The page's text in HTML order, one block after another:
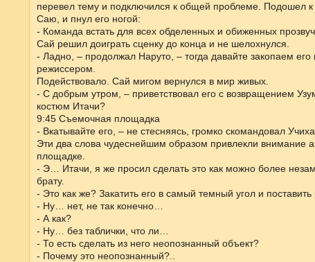
перевел тему и подключился к общей проблеме. Подошел
Саю, и пнул его ногой:
- Команда встать для всех обделенных и обиженных
Сай решил доиграть сценку до конца и не шелохнулся.
- Ладно, – продолжал Наруто, – тогда давайте закопаем
режиссером.
Подействовало. Сай мигом вернулся в мир живых.
- С добрым утром, – приветствовал его с возвращением
костюм Итачи?
9:45 Съемочная площадка
- Вкатывайте его, – не стесняясь, громко скомандовал
Эти два слова чудеснейшим образом привлекли внимание
площадке.
- Э… Итачи, я же просил сделать это как можно более
брату.
- Это как же? Закатить его в самый темный угол и
- Ну… нет, не так конечно…
- А как?
- Ну… без таблички, что ли…
- То есть сделать из него неопознанный объект?
- Почему это неопознанный?..